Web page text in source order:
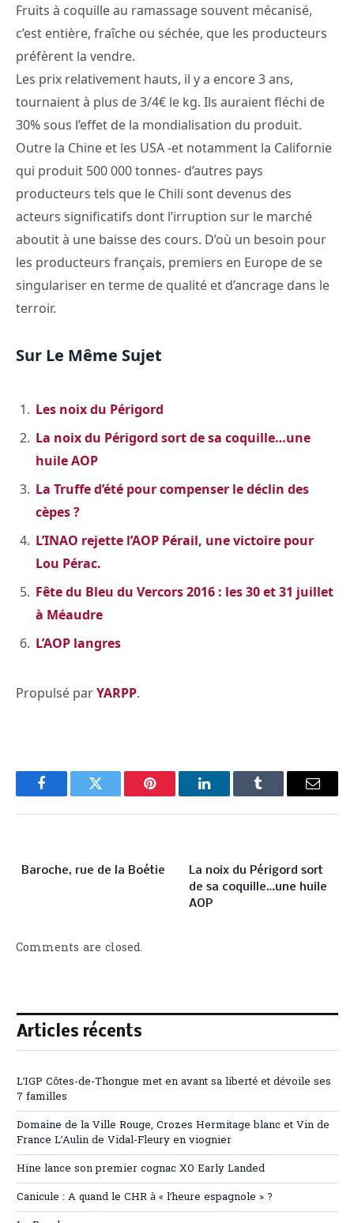
Fruits à coquille au ramassage souvent mécanisé,
c’est entière, fraîche ou séchée, que les producteurs
préfèrent la vendre.
Les prix relativement hauts, il y a encore 3 ans,
tournaient à plus de 3/4€ le kg. Ils auraient fléchi de
30% sous l’effet de la mondialisation du produit.
Outre la Chine et les USA -et notamment la Californie
qui produit 500 000 tonnes- d’autres pays
producteurs tels que le Chili sont devenus des
acteurs significatifs dont l’irruption sur le marché
aboutit à une baisse des cours. D’où un besoin pour
les producteurs français, premiers en Europe de se
singulariser en terme de qualité et d’ancrage dans le
terroir.
Sur Le Même Sujet
Les noix du Périgord
La noix du Périgord sort de sa coquille…une
huile AOP
La Truffe d’été pour compenser le déclin des
cèpes ?
L’INAO rejette l’AOP Pérail, une victoire pour
Lou Pérac.
Fête du Bleu du Vercors 2016 : les 30 et 31 juillet
à Méaudre
L’AOP langres
Propulsé parYARPP.
FacebookTwitter Pinterest LinkedInTumblr Email
Baroche, rue de la Boétie
La noix du Périgord sort
de sa coquille…une huile
AOP
Comments are closed.
Articles récents
L’IGP Côtes-de-Thongue met en avant sa liberté et dévoile ses
7 familles
Domaine de la Ville Rouge, Crozes Hermitage blanc et Vin de
France L’Aulin de Vidal-Fleury en viognier
Hine lance son premier cognac XO Early Landed
Canicule : A quand le CHR à « l’heure espagnole » ?